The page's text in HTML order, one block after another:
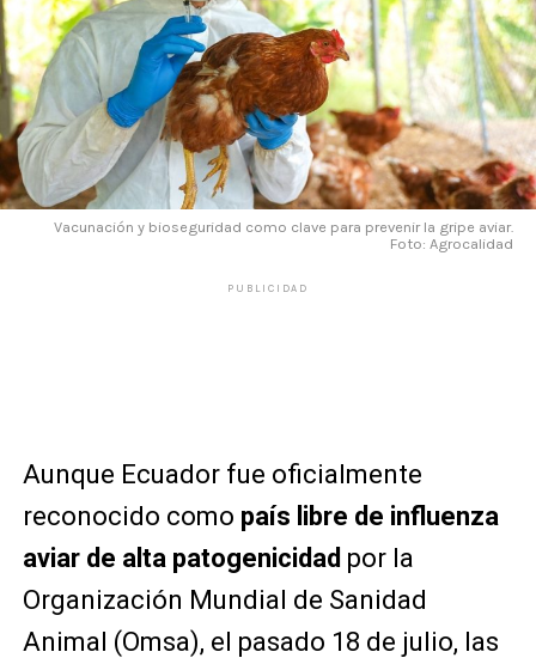
Vacunación y bioseguridad como clave para prevenir la gripe aviar.
Foto: Agrocalidad
PUBLICIDAD
Aunque Ecuador fue oficialmente
reconocido como país libre de influenza
aviar de alta patogenicidad por la
Organización Mundial de Sanidad
Animal (Omsa), el pasado 18 de julio, las